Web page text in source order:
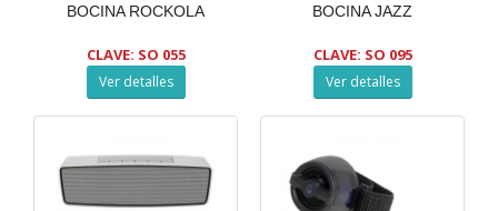
BOCINA ROCKOLA
CLAVE: SO 055
Ver detalles
BOCINA JAZZ
CLAVE: SO 095
Ver detalles